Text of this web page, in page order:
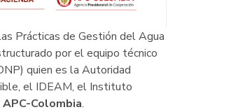
Prácticas de Gestión del Agua
por el equipo técnico
quien es la Autoridad
el IDEAM, el Instituto
Colombia.